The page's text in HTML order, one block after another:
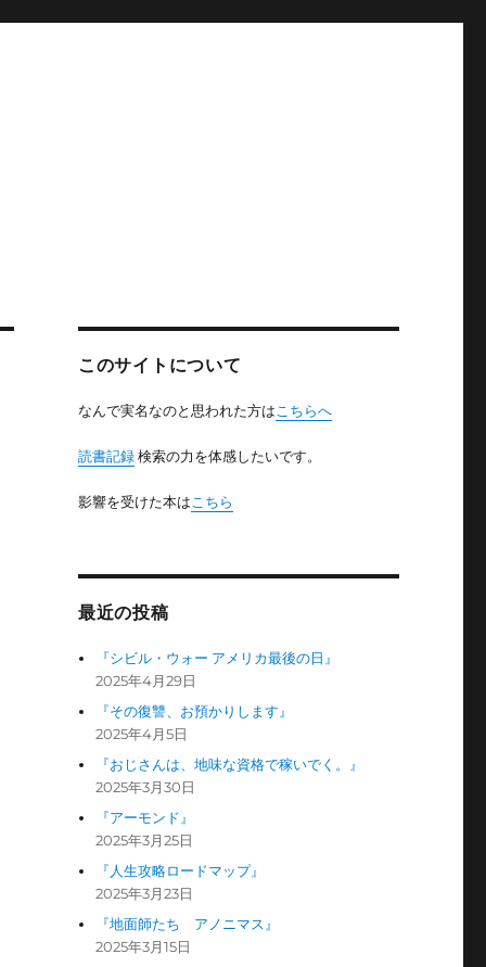
このサイトについて
なんで実名なのと思われた方はこちらへ
読書記録検索の力を体感したいです。
影響を受けた本はこちら
最近の投稿
『シビル・ウォー アメリカ最後の日』
2025年4月29日
『その復讐、お預かりします』
2025年4月5日
『おじさんは、地味な資格で稼いでく。』
2025年3月30日
『アーモンド』
2025年3月25日
『人生攻略ロードマップ』
2025年3月23日
『地面師たち アノニマス』
2025年3月15日